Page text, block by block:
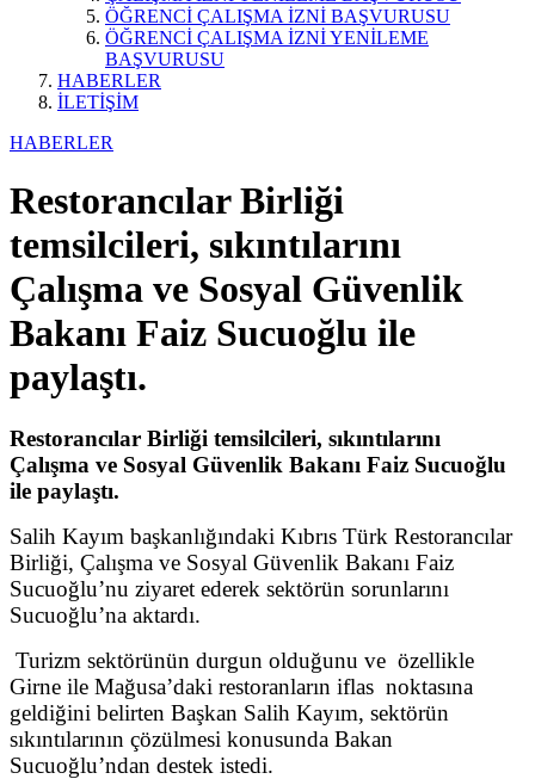
ÖĞRENCİ ÇALIŞMA İZNİ BAŞVURUSU
ÖĞRENCİ ÇALIŞMA İZNİ YENİLEME
BAŞVURUSU
HABERLER
İLETİŞİM
HABERLER
Restorancılar Birliği
temsilcileri, sıkıntılarını
Çalışma ve Sosyal Güvenlik
Bakanı Faiz Sucuoğlu ile
paylaştı.
Restorancılar Birliği temsilcileri, sıkıntılarını
Çalışma ve Sosyal Güvenlik Bakanı Faiz Sucuoğlu
ile paylaştı.
Salih Kayım başkanlığındaki Kıbrıs Türk Restorancılar
Birliği, Çalışma ve Sosyal Güvenlik Bakanı Faiz
Sucuoğlu’nu ziyaret ederek sektörün sorunlarını
Sucuoğlu’na aktardı.
Turizm sektörünün durgun olduğunu ve özellikle
Girne ile Mağusa’daki restoranların iflas noktasına
geldiğini belirten Başkan Salih Kayım, sektörün
sıkıntılarının çözülmesi konusunda Bakan
Sucuoğlu’ndan destek istedi.